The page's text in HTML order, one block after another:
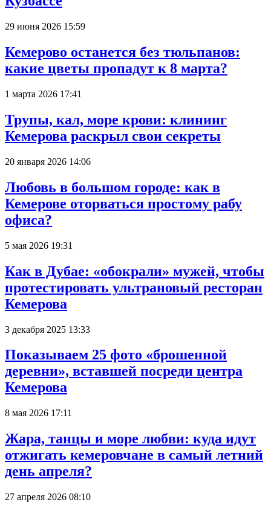
29 июня 2026 15:59
Кемерово останется без тюльпанов:
какие цветы пропадут к 8 марта?
1 марта 2026 17:41
Трупы, кал, море крови: клининг
Кемерова раскрыл свои секреты
20 января 2026 14:06
Любовь в большом городе: как в
Кемерове оторваться простому рабу
офиса?
5 мая 2026 19:31
Как в Дубае: «обокрали» мужей, чтобы
протестировать ультрановый ресторан
Кемерова
3 декабря 2025 13:33
Показываем 25 фото «брошенной
деревни», вставшей посреди центра
Кемерова
8 мая 2026 17:11
Жара, танцы и море любви: куда идут
отжигать кемеровчане в самый летний
день апреля?
27 апреля 2026 08:10